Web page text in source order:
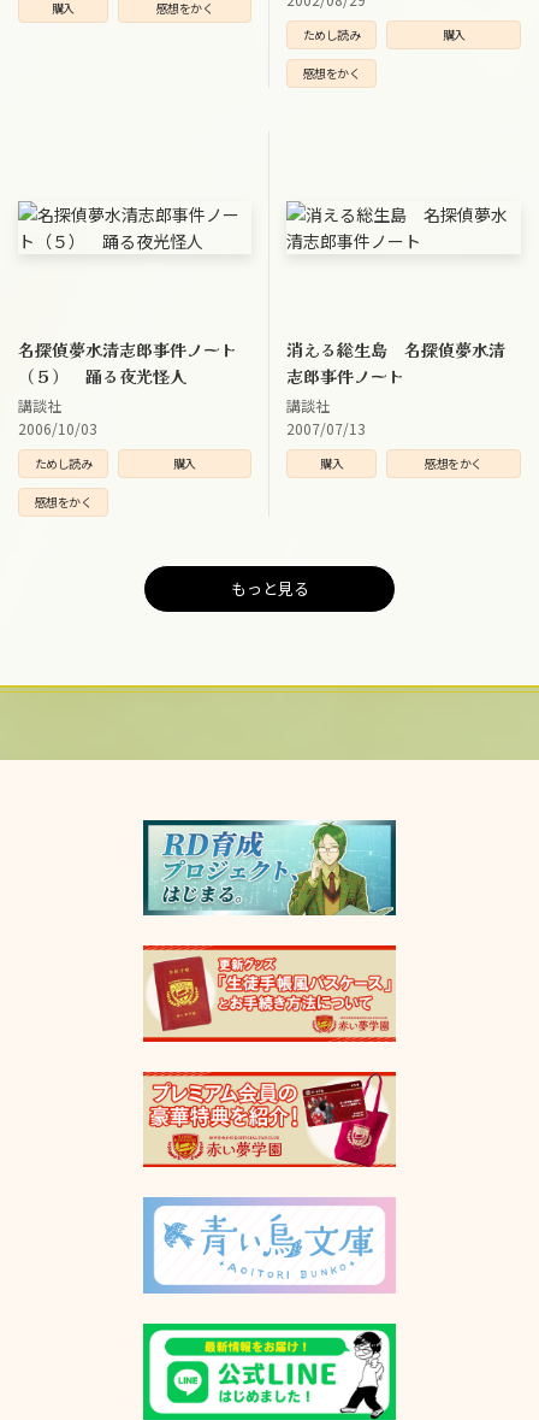
購入 感想をかく
ためし読み 購入
感想をかく
名探偵夢水清志郎事件ノート
（５） 踊る夜光怪人
講談社
2006/10/03
ためし読み 購入
感想をかく
消える総生島 名探偵夢水清
志郎事件ノート
講談社
2007/07/13
購入 感想をかく
もっと見る